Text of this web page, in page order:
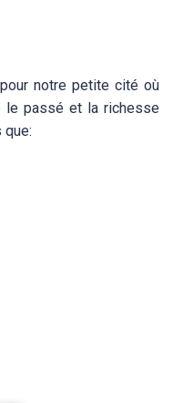
notre petite cité où
le passé et la richesse